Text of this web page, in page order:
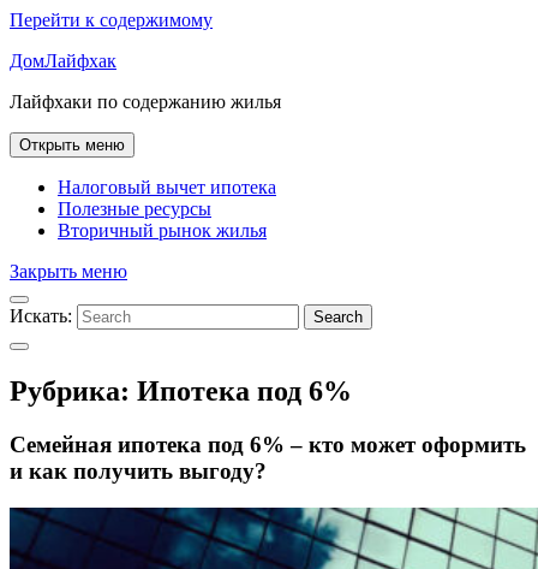
Перейти к содержимому
ДомЛайфхак
Лайфхаки по содержанию жилья
Открыть меню
Налоговый вычет ипотека
Полезные ресурсы
Вторичный рынок жилья
Закрыть меню
Искать: Search
Рубрика: Ипотека под 6%
Семейная ипотека под 6% – кто может оформить
и как получить выгоду?